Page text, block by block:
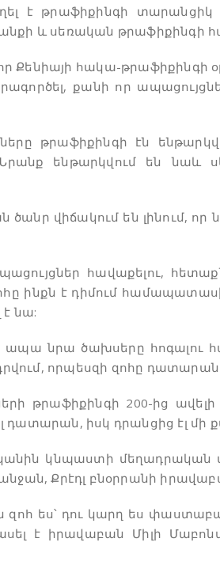
է թրաֆիքինգի
և սեռական թրաֆիքինգի
Քենիայի հակա-թրաֆիքինգի
քանի որ
թրաֆիքինգի էն
ենթարկվում են նաև
վիճակում են լինում, որ
հավաքելու,
ինքն է դիմում
է նա:
ապա նրա ծախսերը
որպեսզի զոհը
թրաֆիքինգի 200-ից ավելի
դատարան, իսկ դրանցից էլ
կնպաստի մեղադրական
Քրէդլ բնօրրանի
զոհ ես՝ դու կարղ ես
ասել է իրավաբան Միլի